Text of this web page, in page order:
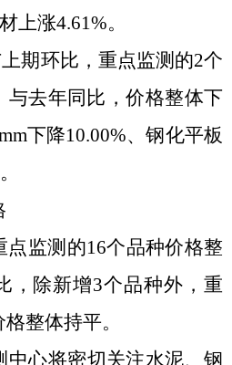
上涨4.61%。
期环比，重点监测的2个
与去年同比，价格整体下
下降10.00%、钢化平板
。
点监测的16个品种价格整
， 除新增3个品种外，重
格整体持平。
中心将密切关注水泥、钢